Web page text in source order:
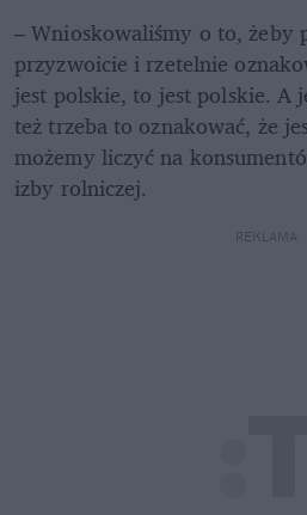
– Wnioskowaliśmy o to, żeby
przyzwoicie i rzetelnie
jest polskie, to jest polskie. A
też trzeba to oznakować, że
możemy liczyć na
izby rolniczej.
REKLAMA